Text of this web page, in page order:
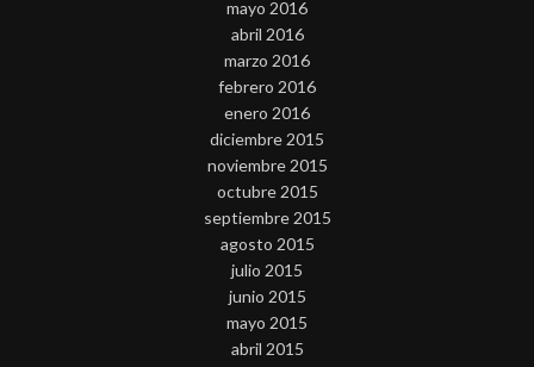
mayo 2016
abril 2016
marzo 2016
febrero 2016
enero 2016
diciembre 2015
noviembre 2015
octubre 2015
septiembre 2015
agosto 2015
julio 2015
junio 2015
mayo 2015
abril 2015